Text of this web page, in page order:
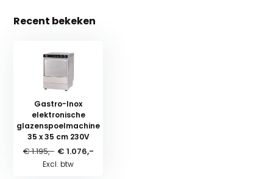
Recent bekeken
Gastro-Inox
elektronische
glazenspoelmachine
35 x 35 cm 230V
€ 1.195,- € 1.076,-
Excl. btw